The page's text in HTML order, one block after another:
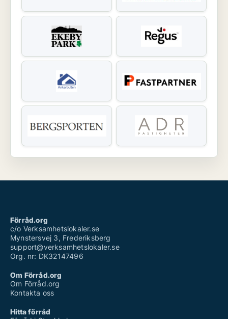
Förråd.org
c/o Verksamhetslokaler.se
Mynstersvej 3, Frederiksberg
support@verksamhetslokaler.se
Org. nr: DK32147496
Om Förråd.org
Om Förråd.org
Kontakta oss
Hitta förråd